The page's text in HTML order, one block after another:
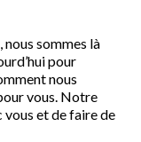
nous sommes là
pour
nous
vous. Notre
et de faire de